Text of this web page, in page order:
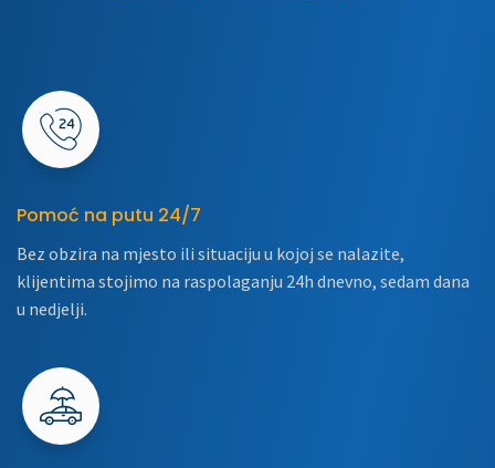
Pomoć na putu 24/7
Bez obzira na mjesto ili situaciju u kojoj se nalazite,
klijentima stojimo na raspolaganju 24h dnevno, sedam dana
u nedjelji.